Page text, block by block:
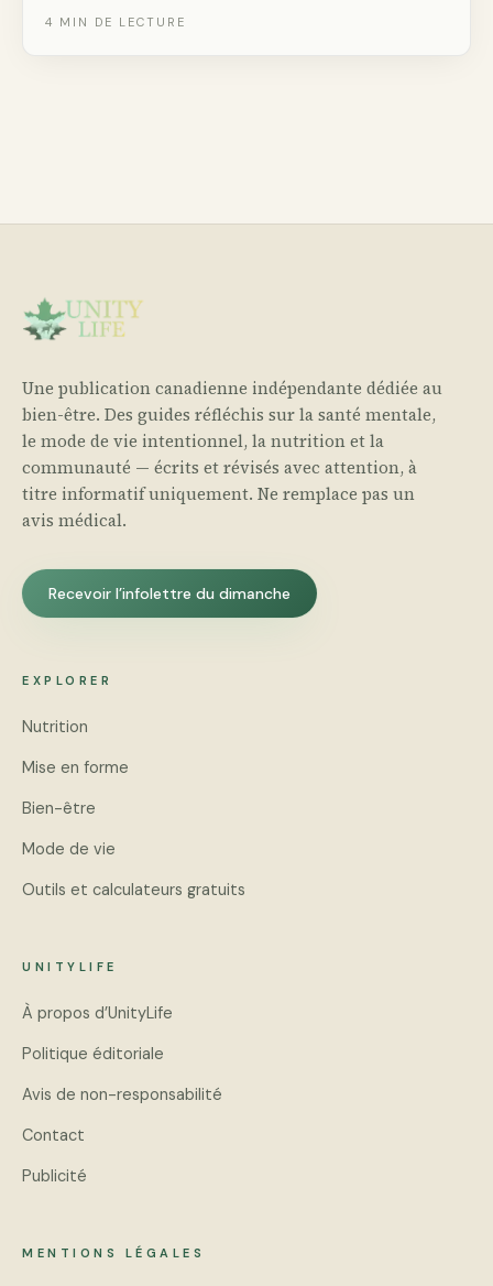
mangers canadiens.
4 MIN DE LECTURE
Une publication canadienne indépendante dédiée au
bien-être. Des guides réfléchis sur la santé mentale,
le mode de vie intentionnel, la nutrition et la
communauté — écrits et révisés avec attention, à
titre informatif uniquement. Ne remplace pas un
avis médical.
Recevoir l’infolettre du dimanche
EXPLORER
Nutrition
Mise en forme
Bien-être
Mode de vie
Outils et calculateurs gratuits
UNITYLIFE
À propos d’UnityLife
Politique éditoriale
Avis de non-responsabilité
Contact
Publicité
MENTIONS LÉGALES